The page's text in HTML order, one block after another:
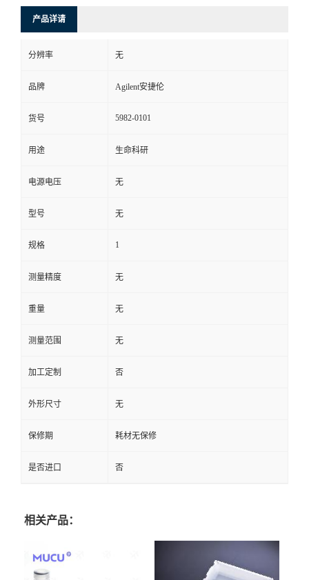
产品详请
分辨率 无
品牌 Agilent安捷伦
货号 5982-0101
用途 生命科研
电源电压 无
型号 无
规格 1
测量精度 无
重量 无
测量范围 无
加工定制 否
外形尺寸 无
保修期 耗材无保修
是否进口 否
相关产品：